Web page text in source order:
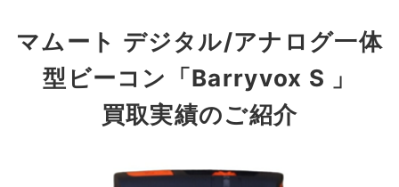
マムート デジタル/アナログ一体
型ビーコン「Barryvox S 」
買取実績のご紹介